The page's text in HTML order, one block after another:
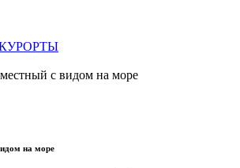
с видом на море
на море